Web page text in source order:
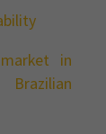
in
Brazilian